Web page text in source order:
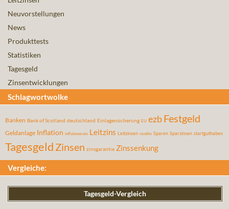
Neuvorstellungen
News
Produkttests
Statistiken
Tagesgeld
Zinsentwicklungen
Schlagwortwolke
Banken Bank of Scotland deutschland Einlagensicherung EU ezbFestgeld
Geldanlage Inflation inflationsrate Leitzins Leitzinsen rendite Sparen Sparzinsen startguthaben
Tagesgeld Zinsen zinsgarantie Zinssenkung
Vergleiche:
Tagesgeld-Vergleich